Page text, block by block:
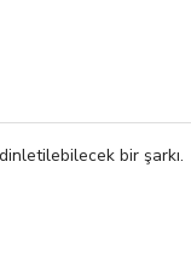
bir şarkı.